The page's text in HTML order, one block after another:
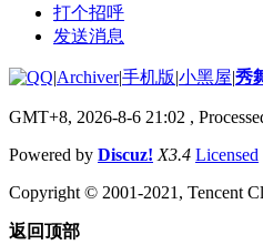
打个招呼
发送消息
|Archiver|手机版|小黑屋|秀
GMT+8, 2026-8-6 21:02 ,
Powered by Discuz! X3.4 Licensed
Copyright © 2001-2021, Tencent
返回顶部